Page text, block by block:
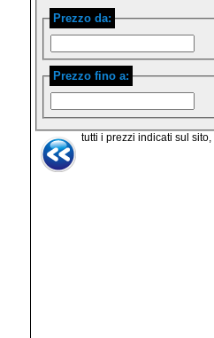
Prezzo da:
Prezzo fino a:
tutti i prezzi indicati sul